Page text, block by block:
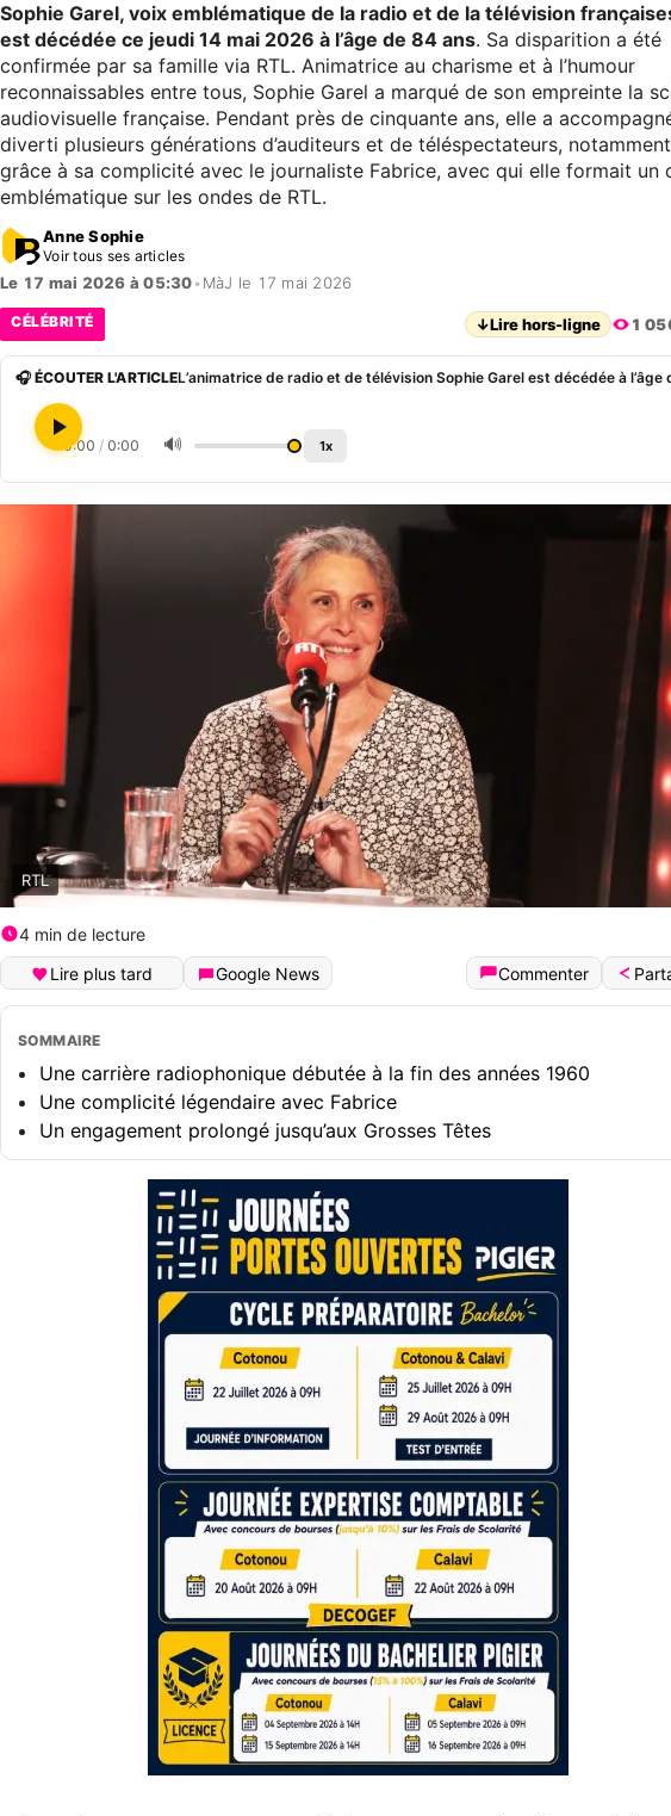
Sophie Garel, voix emblématique de la radio et de la télévision
est décédée ce jeudi 14 mai 2026 à l’âge de 84 ans. Sa disparition a été
confirmée par sa famille via RTL. Animatrice au charisme et à l’humour
reconnaissables entre tous, Sophie Garel a marqué de son empreinte la
audiovisuelle française. Pendant près de cinquante ans, elle a
diverti plusieurs générations d’auditeurs et de téléspectateurs, notamment
grâce à sa complicité avec le journaliste Fabrice, avec qui elle formait un
emblématique sur les ondes de RTL.
Anne Sophie
Voir tous ses articles
Le 17 mai 2026 à 05:30• MàJ le 17 mai 2026
CÉLÉBRITÉ ↓Lire hors-ligne 1
🎧 ÉCOUTER L'ARTICLE
0:00 / 0:00 🔊 1x
RTL
4 min de lecture
Lire plus tard
Google News Commenter
SOMMAIRE
Une carrière radiophonique débutée à la fin des années 1960
Une complicité légendaire avec Fabrice
Un engagement prolongé jusqu’aux Grosses Têtes